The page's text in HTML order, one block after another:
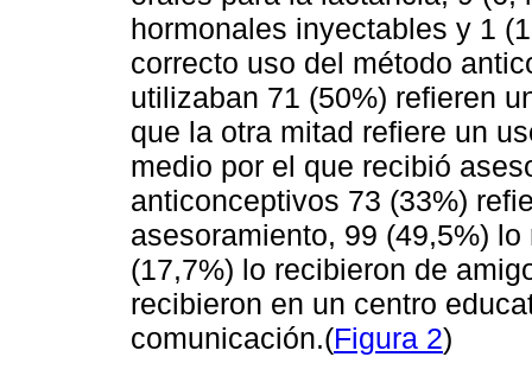
hormonales inyectables y 1
correcto uso del método
utilizaban 71 (50%) refieren
que la otra mitad refiere un
medio por el que recibió
anticonceptivos 73 (33%)
asesoramiento, 99 (49,5%)
(17,7%) lo recibieron de
recibieron en un centro
comunicación.(Figura 2)